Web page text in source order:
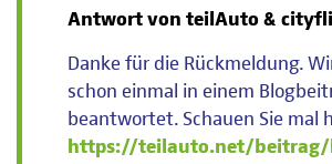
Antwort von teilAuto &
Danke für die Rückmeldung.
schon einmal in einem
beantwortet. Schauen Sie mal
https://teilauto.net/beitrag/